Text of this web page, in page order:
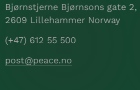
Bjørnstjerne Bjørnsons gate 2,
2609 Lillehammer Norway
(+47) 612 55 500
post@peace.no